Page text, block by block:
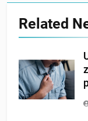
Related